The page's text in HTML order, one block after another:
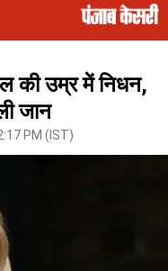
की उम्र में निधन,
जान
PM (IST)